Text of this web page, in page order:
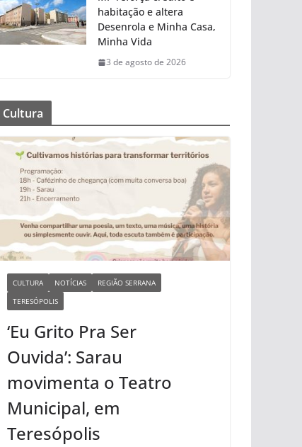
habitação e altera
Desenrola e Minha Casa,
Minha Vida
3 de agosto de 2026
Cultura
CULTURA NOTÍCIAS
REGIÃO SERRANA
TERESÓPOLIS
‘Eu Grito Pra Ser
Ouvida’: Sarau
movimenta o Teatro
Municipal, em
Teresópolis